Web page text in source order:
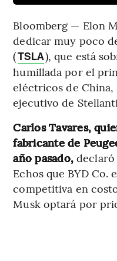
Bloomberg — Elon
dedicar muy poco
(TSLA), que está
humillada por el
eléctricos de
ejecutivo de
Carlos Tavares,
fabricante de
año pasado, declaró
Echos que BYD Co.
competitiva en
Musk optará por